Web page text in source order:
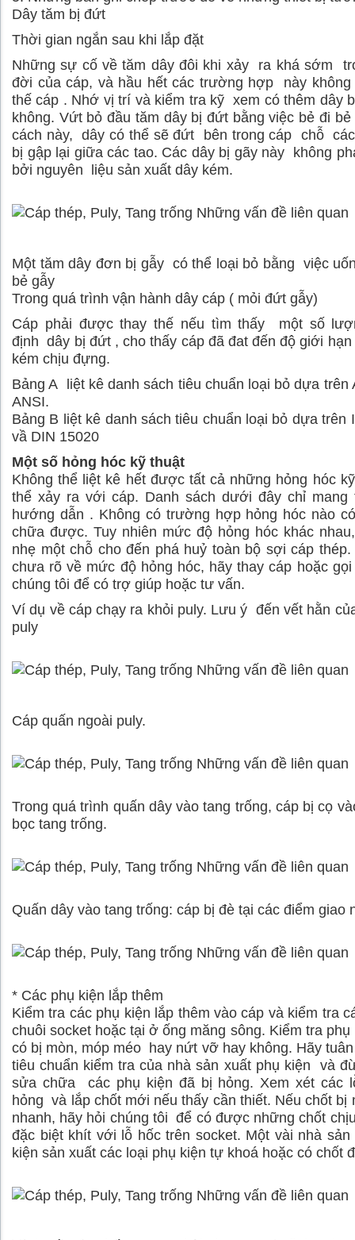
Dây tăm bị đứt
Thời gian ngắn sau khi lắp đặt
Những sự cố về tăm dây đôi khi xảy ra khá sớm
đời của cáp, và hầu hết các trường hợp này không
thế cáp . Nhớ vị trí và kiểm tra kỹ xem có thêm dây
không. Vứt bỏ đầu tăm dây bị đứt bằng việc bẻ đi bẻ
cách này, dây có thể sẽ đứt bên trong cáp chỗ
bị gập lại giữa các tao. Các dây bị gãy này không
bởi nguyên liệu sản xuất dây kém.
Một tăm dây đơn bị gẫy có thể loại bỏ bằng việc
bẻ gẫy
Trong quá trình vận hành dây cáp ( mỏi đứt gẫy)
Cáp phải được thay thế nếu tìm thấy một số
định dây bị đứt , cho thấy cáp đã đat đến độ giới
kém chịu đựng.
Bảng A liệt kê danh sách tiêu chuẩn loại bỏ dựa trên
ANSI.
Bảng B liệt kê danh sách tiêu chuẩn loại bỏ dựa trên
vầ DIN 15020
Một số hỏng hóc kỹ thuật
Không thể liệt kê hết được tất cả những hỏng hóc
thể xảy ra với cáp. Danh sách dưới đây chỉ mang
hướng dẫn . Không có trường hợp hỏng hóc nào
chữa được. Tuy nhiên mức độ hỏng hóc khác
nhẹ một chỗ cho đến phá huỷ toàn bộ sợi cáp thép.
chưa rõ về mức độ hỏng hóc, hãy thay cáp hoặc
chúng tôi để có trợ giúp hoặc tư vấn.
Ví dụ về cáp chạy ra khỏi puly. Lưu ý đến vết hằn
puly
Cáp quấn ngoài puly.
Trong quá trình quấn dây vào tang trống, cáp bị cọ
bọc tang trống.
Quấn dây vào tang trống: cáp bị đè tại các điểm giao
* Các phụ kiện lắp thêm
Kiểm tra các phụ kiện lắp thêm vào cáp và kiểm tra
chuôi socket hoặc tại ở ống măng sông. Kiểm tra phụ
có bị mòn, móp méo hay nứt vỡ hay không. Hãy
tiêu chuẩn kiểm tra của nhà sản xuất phụ kiện và
sửa chữa các phụ kiện đã bị hỏng. Xem xét các
hỏng và lắp chốt mới nếu thấy cần thiết. Nếu chốt bị
nhanh, hãy hỏi chúng tôi để có được những chốt
đặc biệt khít với lỗ hốc trên socket. Một vài nhà sản
kiện sản xuất các loại phụ kiện tự khoá hoặc có chốt